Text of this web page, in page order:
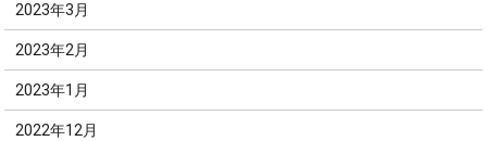
2023年3月
2023年2月
2023年1月
2022年12月